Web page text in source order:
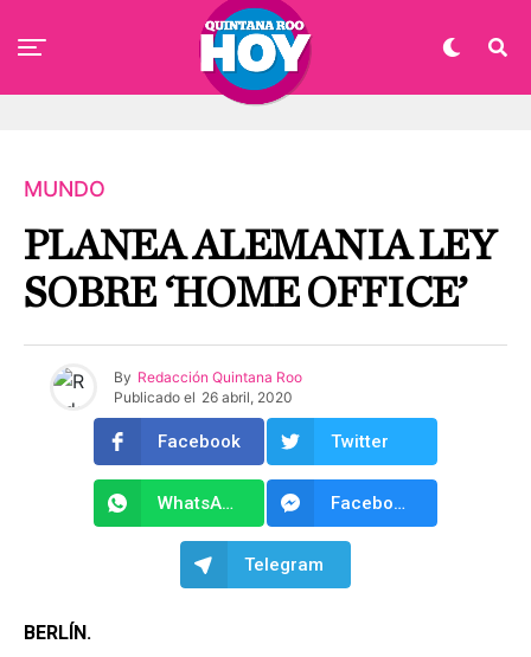
MUNDO
PLANEA ALEMANIA LEY
SOBRE ‘HOME OFFICE’
By Redacción Quintana Roo
Publicado el 26 abril, 2020
Facebook Twitter
WhatsApp Facebook Messenger
Telegram
BERLÍN.